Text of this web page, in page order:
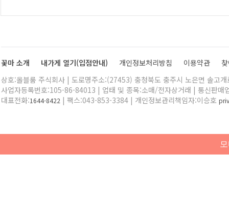
꽃마 소개 내가게 열기(입점안내) 개인정보처리방침 이용약관
상호:올블룸 주식회사 | 도로명주소:(27453) 충청북도 충주시 노은면 솔고
사업자등록번호:105-86-84013 | 업태 및 종목:소매/전자상거래 | 통신판매
대표전화:1644-8422 | 팩스:043-853-3384 | 개인정보관리책임자:이승호